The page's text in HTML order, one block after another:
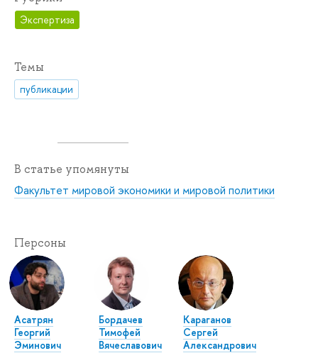
Экспертиза
Темы
публикации
В статье упомянуты
Факультет мировой экономики и мировой политики
Персоны
Асатрян
Георгий
Эминович
Бордачев
Тимофей
Вячеславович
Караганов
Сергей
Александрович